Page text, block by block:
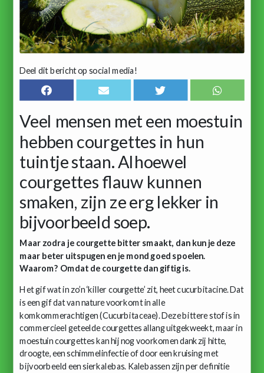
Deel dit bericht op social media!
Veel mensen met een moestuin
hebben courgettes in hun
tuintje staan. Alhoewel
courgettes flauw kunnen
smaken, zijn ze erg lekker in
bijvoorbeeld soep.
Maar zodra je courgette bitter smaakt, dan kun je deze
maar beter uitspugen en je mond goed spoelen.
Waarom? Omdat de courgette dan giftig is.
Het gif wat in zo’n ‘killer courgette’ zit, heet cucurbitacine. Dat
is een gif dat van nature voorkomt in alle
komkommerachtigen (Cucurbitaceae). Deze bittere stof is in
commercieel geteelde courgettes allang uitgekweekt, maar in
moestuin courgettes kan hij nog voorkomen dankzij hitte,
droogte, een schimmelinfectie of door een kruising met
bijvoorbeeld een sierkalebas. Kalebassen zijn per definitie